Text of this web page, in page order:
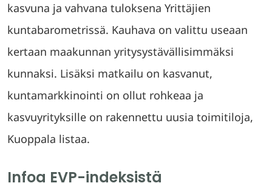
kasvuna ja vahvana tuloksena Yrittäjien
kuntabarometrissä. Kauhava on valittu useaan
kertaan maakunnan yritysystävällisimmäksi
kunnaksi. Lisäksi matkailu on kasvanut,
kuntamarkkinointi on ollut rohkeaa ja
kasvuyrityksille on rakennettu uusia toimitiloja,
Kuoppala listaa.
Infoa EVP-indeksistä